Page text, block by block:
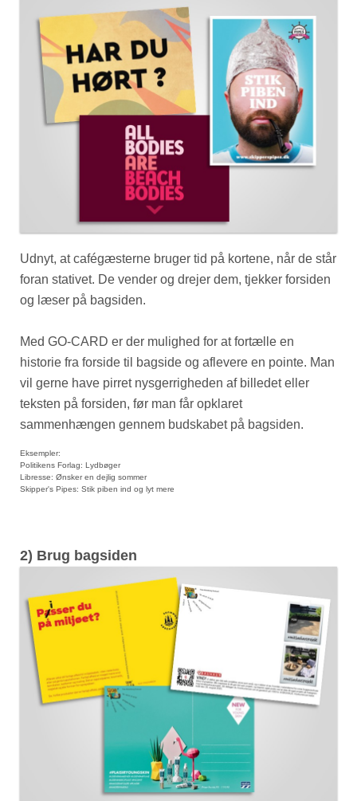
Udnyt, at cafégæsterne bruger tid på kortene, når de står
foran stativet. De vender og drejer dem, tjekker forsiden
og læser på bagsiden.
Med GO-CARD er der mulighed for at fortælle en
historie fra forside til bagside og aflevere en pointe. Man
vil gerne have pirret nysgerrigheden af billedet eller
teksten på forsiden, før man får opklaret
sammenhængen gennem budskabet på bagsiden.
Eksempler:
Politikens Forlag: Lydbøger
Libresse: Ønsker en dejlig sommer
Skipper's Pipes: Stik piben ind og lyt mere
2) Brug bagsiden